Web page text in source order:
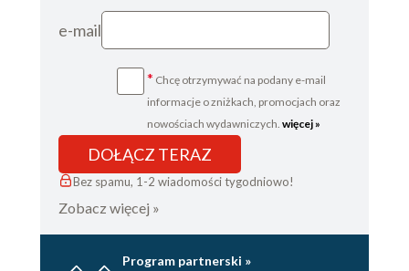
e-mail
* Chcę otrzymywać na podany e-mail
informacje o zniżkach, promocjach oraz
nowościach wydawniczych. więcej »
DOŁĄCZ TERAZ
Bez spamu, 1-2 wiadomości tygodniowo!
Zobacz więcej »
Program partnerski »